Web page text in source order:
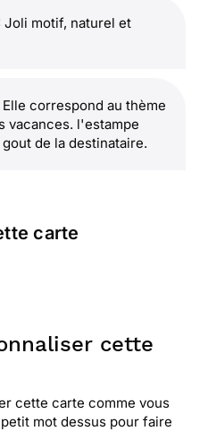
Joli motif, naturel et
Elle correspond au thème
vacances. l'estampe
de la destinataire.
carte
cette
cette carte comme vous
mot dessus pour faire